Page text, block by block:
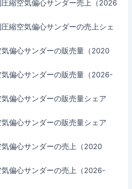
圧縮空気偏心サンダー売上（2026
縮空気偏心サンダーの売上シェ
気偏心サンダーの販売量（2020
気偏心サンダーの販売量（2026-
偏心サンダーの販売量シェア
偏心サンダーの販売量シェア
気偏心サンダーの売上（2020
気偏心サンダーの売上（2026-